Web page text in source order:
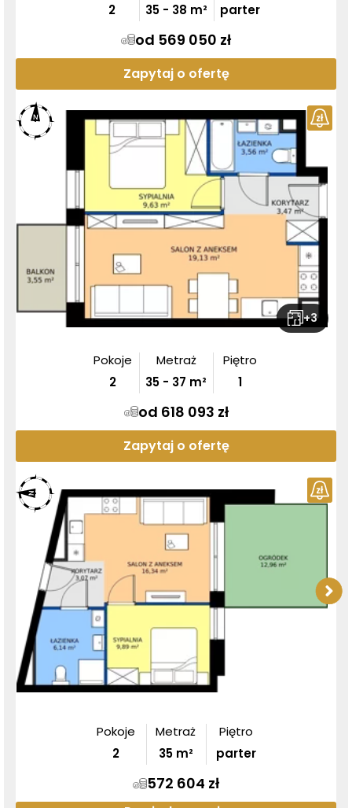
2
35- 38 m²
parter
od 569 050 zł
Zapytaj o ofertę
+3
Pokoje
2
Metraż
35 - 37 m²
Piętro
1
od 618 093 zł
Zapytaj o ofertę
Pokoje
2
Metraż
35m²
Piętro
parter
572 604 zł